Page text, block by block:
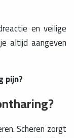
en veilige
altijd aangeven
pijn?
Scheren zorgt